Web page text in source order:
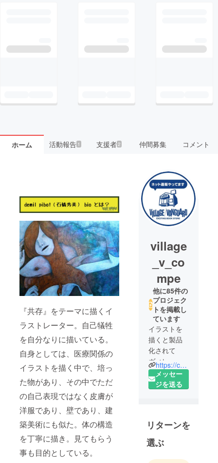
ホーム 活動報告1 支援者2 仲間募集 コメント
『共存』をテーマに描くイ
ラストレーター。自己犠牲
を自分なりに描いている。
自身としては、医療関係の
イラストを描く中で、培っ
た物があり、その中でただ
の自己表現ではなく皮膚が
洋服であり、壁であり、建
築美術にも似た。体の構造
を丁寧に描き。見てもらう
事も目的としている。
village
_v_co
mpe
他に85件の
プロジェク
トを掲載し
ています
イラストを
描くと製品
化されて
ヴィレッジ
ヴァンガー
ドで売られ
レッジヴァ
ンガード協
⼒による、
個⼈でも企
https://camp-fire.jp/pages/villagevanguard
メッセー
ジを送る
リターンを
選ぶ